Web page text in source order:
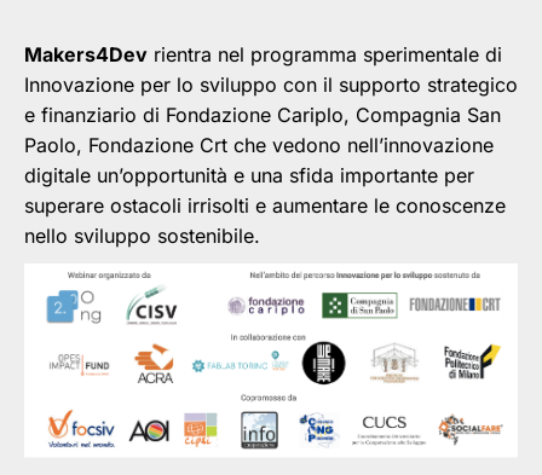
Makers4Dev rientra nel programma sperimentale di
Innovazione per lo sviluppo con il supporto strategico
e finanziario di Fondazione Cariplo, Compagnia San
Paolo, Fondazione Crt che vedono nell’innovazione
digitale un’opportunità e una sfida importante per
superare ostacoli irrisolti e aumentare le conoscenze
nello sviluppo sostenibile.